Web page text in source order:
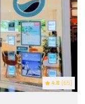
4.8 (65)